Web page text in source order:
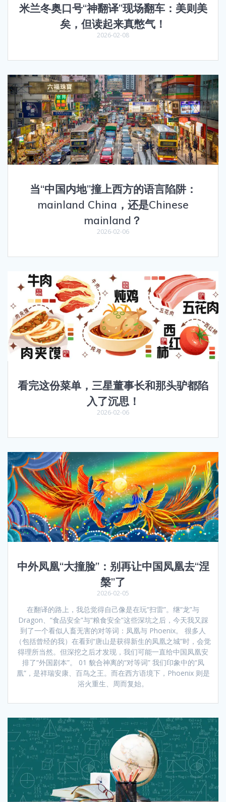
米兰冬奥口号“神翻译”现场翻车：美则美
矣，但读起来真憋气！
2026-02-08
当“中国内地”撞上西方的语言陷阱：
mainland China，还是Chinese
mainland？
2026-02-06
看完这份菜单，三星董事长和那头驴都陷
入了沉思！
2026-02-06
中外凤凰“大撞脸”：别再让中国凤凰去“涅
槃”了
2026-02-05
在翻译的路上，我总觉得自己像是在玩“扫雷”。继“龙”与
Dragon、“食品安全”与“粮食安全”这些深坑之后，今天我又踩
到了一个看似人畜无害的对等词：凤凰与 Phoenix。 很多人
（包括曾经的我）在看到“唐山是获得新生的凤凰之城”时，会觉
得理所当然。但深挖之后才发现，我们可能一直给中国凤凰安
排了“外国剧本”。 01 貌合神离的“对等词” 我们印象中的“凤
凰”，是祥瑞安康、百鸟之王。而在西方语境下，Phoenix 则是
浴火重生、周而复始。